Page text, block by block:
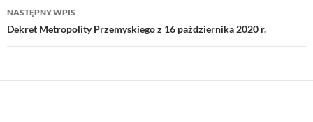
NASTĘPNY WPIS
Dekret Metropolity Przemyskiego z 16 października 2020 r.